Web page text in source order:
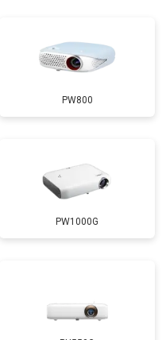
PW800
PW1000G